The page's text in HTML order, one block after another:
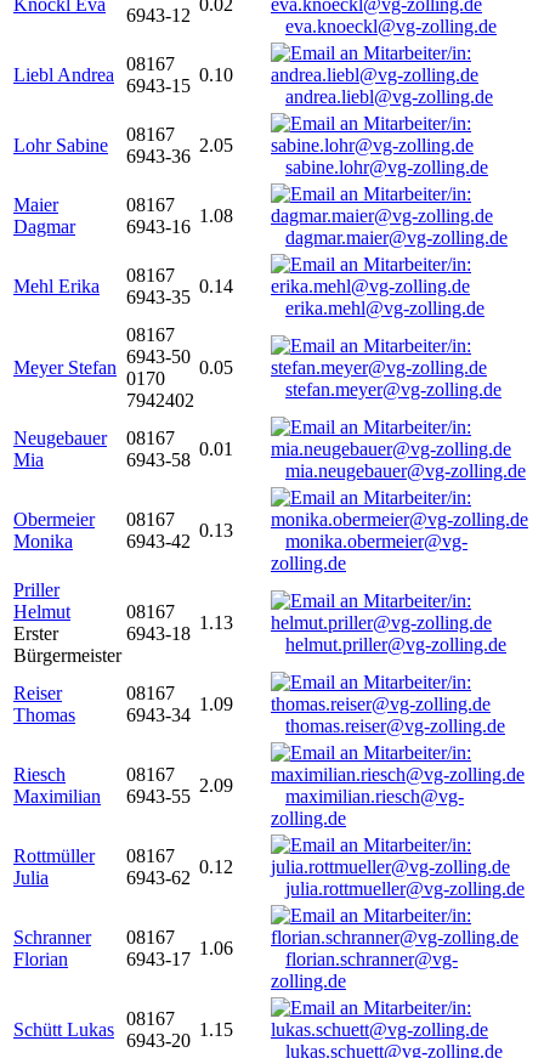
Knöckl Eva
6943-12
0.02
eva.knoeckl@vg-zolling.de
Liebl Andrea
08167
6943-15
0.10
andrea.liebl@vg-zolling.de
Lohr Sabine
08167
6943-36
2.05
sabine.lohr@vg-zolling.de
Maier
Dagmar
08167
6943-16
1.08
dagmar.maier@vg-zolling.de
Mehl Erika
08167
6943-35
0.14
erika.mehl@vg-zolling.de
Meyer Stefan
08167
6943-50
0170
7942402
0.05
stefan.meyer@vg-zolling.de
Neugebauer
Mia
08167
6943-58
0.01
mia.neugebauer@vg-zolling.de
Obermeier
Monika
08167
6943-42
0.13
monika.obermeier@vg-
zolling.de
Priller
Helmut
Erster
Bürgermeister
08167
6943-18
1.13
helmut.priller@vg-zolling.de
Reiser
Thomas
08167
6943-34
1.09
thomas.reiser@vg-zolling.de
Riesch
Maximilian
08167
6943-55
2.09
maximilian.riesch@vg-
zolling.de
Rottmüller
Julia
08167
6943-62
0.12
julia.rottmueller@vg-zolling.de
Schranner
Florian
08167
6943-17
1.06
florian.schranner@vg-
zolling.de
Schütt Lukas
08167
6943-20
1.15
lukas.schuett@vg-zolling.de